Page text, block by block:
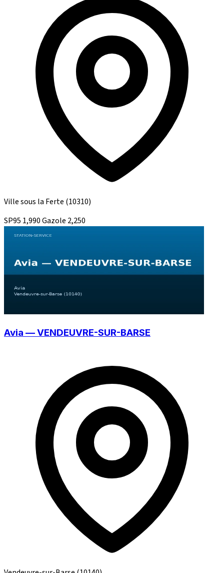
Ville sous la Ferte (10310)
SP95 1,990Gazole 2,250
Avia — VENDEUVRE-SUR-BARSE